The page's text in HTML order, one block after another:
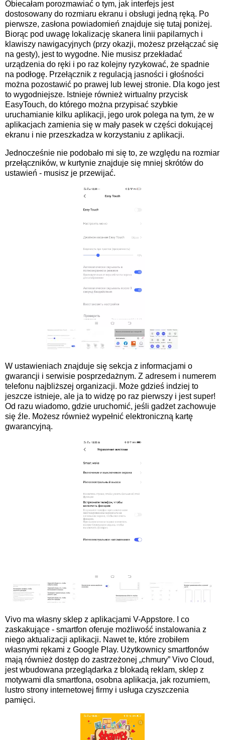
Obiecałam porozmawiać o tym, jak interfejs jest
dostosowany do rozmiaru ekranu i obsługi jedną ręką. Po
pierwsze, zasłona powiadomień znajduje się tutaj poniżej.
Biorąc pod uwagę lokalizację skanera linii papilarnych i
klawiszy nawigacyjnych (przy okazji, możesz przełączać się
na gesty), jest to wygodne. Nie musisz przekładać
urządzenia do ręki i po raz kolejny ryzykować, że spadnie
na podłogę. Przełącznik z regulacją jasności i głośności
można pozostawić po prawej lub lewej stronie. Dla kogo jest
to wygodniejsze. Istnieje również wirtualny przycisk
EasyTouch, do którego można przypisać szybkie
uruchamianie kilku aplikacji, jego urok polega na tym, że w
aplikacjach zamienia się w mały pasek w części dokującej
ekranu i nie przeszkadza w korzystaniu z aplikacji.
Jednocześnie nie podobało mi się to, ze względu na rozmiar
przełączników, w kurtynie znajduje się mniej skrótów do
ustawień - musisz je przewijać.
W ustawieniach znajduje się sekcja z informacjami o
gwarancji i serwisie posprzedażnym. Z adresem i numerem
telefonu najbliższej organizacji. Może gdzieś indziej to
jeszcze istnieje, ale ja to widzę po raz pierwszy i jest super!
Od razu wiadomo, gdzie uruchomić, jeśli gadżet zachowuje
się źle. Możesz również wypełnić elektroniczną kartę
gwarancyjną.
Vivo ma własny sklep z aplikacjami V-Appstore. I co
zaskakujące - smartfon oferuje możliwość instalowania z
niego aktualizacji aplikacji. Nawet te, które zrobiłem
własnymi rękami z Google Play. Użytkownicy smartfonów
mają również dostęp do zastrzeżonej „chmury” Vivo Cloud,
jest wbudowana przeglądarka z blokadą reklam, sklep z
motywami dla smartfona, osobna aplikacja, jak rozumiem,
lustro strony internetowej firmy i usługa czyszczenia
pamięci.